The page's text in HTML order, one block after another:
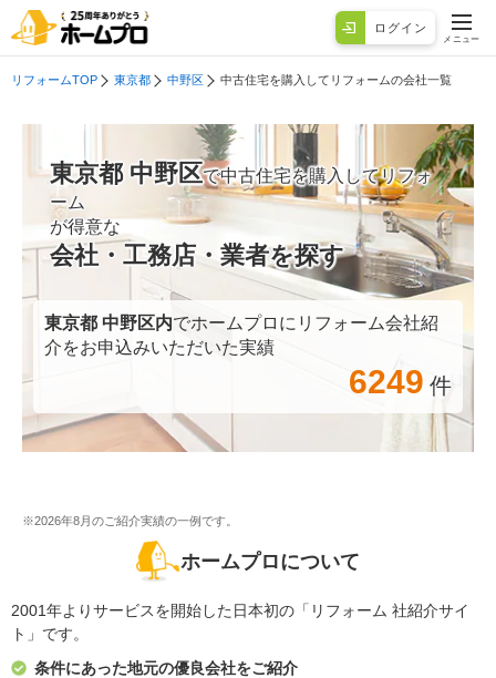
ログイン
メニュー
リフォームTOP 東京都 中野区 中古住宅を購入してリフォームの会社一覧
東京都 中野区で中古住宅を購入してリフォ
ーム
が得意な
会社・工務店・業者を探す
東京都 中野区内でホームプロにリフォーム会社紹
介をお申込みいただいた実績
6249 件
※2026年8月のご紹介実績の一例です。
ホームプロについて
2001年よりサービスを開始した日本初の「リフォーム 社紹介サイ
ト」です。
条件にあった地元の優良会社をご紹介